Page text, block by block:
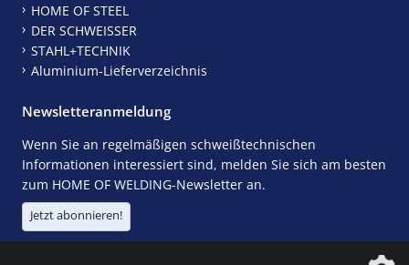
HOME OF STEEL
DER SCHWEISSER
STAHL+TECHNIK
Aluminium-Lieferverzeichnis
Newsletteranmeldung
Wenn Sie an regelmäßigen schweißtechnischen
Informationen interessiert sind, melden Sie sich am besten
zum HOME OF WELDING-Newsletter an.
Jetzt abonnieren!